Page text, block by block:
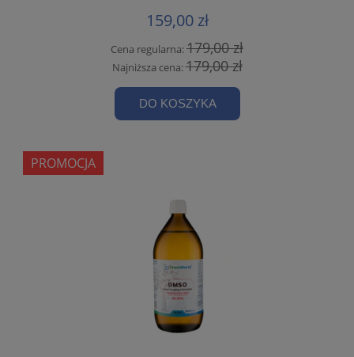
159,00 zł
Cena regularna:179,00 zł
Najniższa cena:179,00 zł
DO KOSZYKA
PROMOCJA